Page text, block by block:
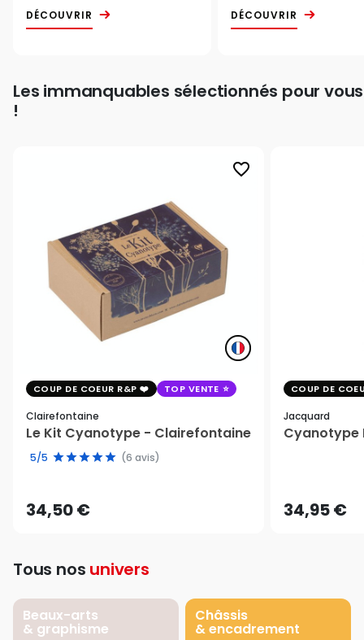
DÉCOUVRIR DÉCOUVRIR
Les immanquables sélectionnés pour vous
!
favorite_border
COUP DE COEUR R&P TOP VENTE
Clairefontaine
Le Kit Cyanotype - Clairefontaine
5/5 (6 avis)
34,50 €
COUP DE
Jacquard
Cyanotype
34,95 €
Tous nos univers
Beaux-arts
& graphisme
Châssis
& encadrement